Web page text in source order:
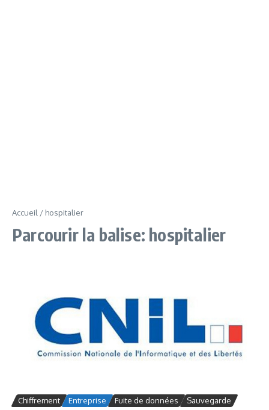
Accueil / hospitalier
Parcourir la balise: hospitalier
Chiffrement Entreprise Fuite de données Sauvegarde